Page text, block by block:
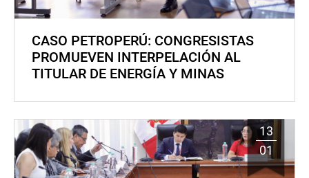
CASO PETROPERÚ: CONGRESISTAS
PROMUEVEN INTERPELACIÓN AL
TITULAR DE ENERGÍA Y MINAS
13
01